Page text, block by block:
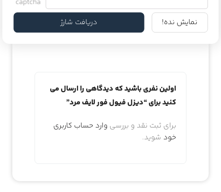
هیچ دیدگاهی برای این محصول نوشته نشده
اولین نفری باشید که دیدگاهی را ارسال می
کنید برای “دیزل فیول فور لایف مرد”
برای ثبت نقد و بررسی وارد حساب کاربری
خود شوید.
نمایش نده! دریافت شارژ